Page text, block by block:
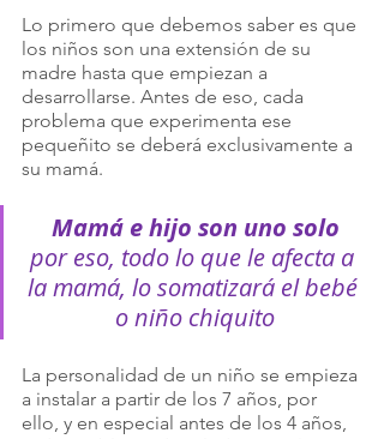
Lo primero que debemos saber es que
los niños son una extensión de su
madre hasta que empiezan a
desarrollarse. Antes de eso, cada
problema que experimenta ese
pequeñito se deberá exclusivamente a
su mamá.
Mamá e hijo son uno solo
por eso, todo lo que le afecta a
la mamá, lo somatizará el bebé
o niño chiquito
La personalidad de un niño se empieza
a instalar a partir de los 7 años, por
ello, y en especial antes de los 4 años,